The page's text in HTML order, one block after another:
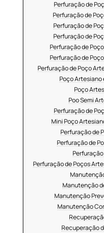
Perfuração de
Perfuração de
Perfuração de
Perfuração de
Perfuração de
Perfuração de
Perfuração de Poço
Poço Artesiano
Poço
Poo Semi
Perfuração de
Mini Poço
Perfuração de
Perfuração de
Perfuração de Poços
Manutenção
Manutenção
Manutenção
Recuperação